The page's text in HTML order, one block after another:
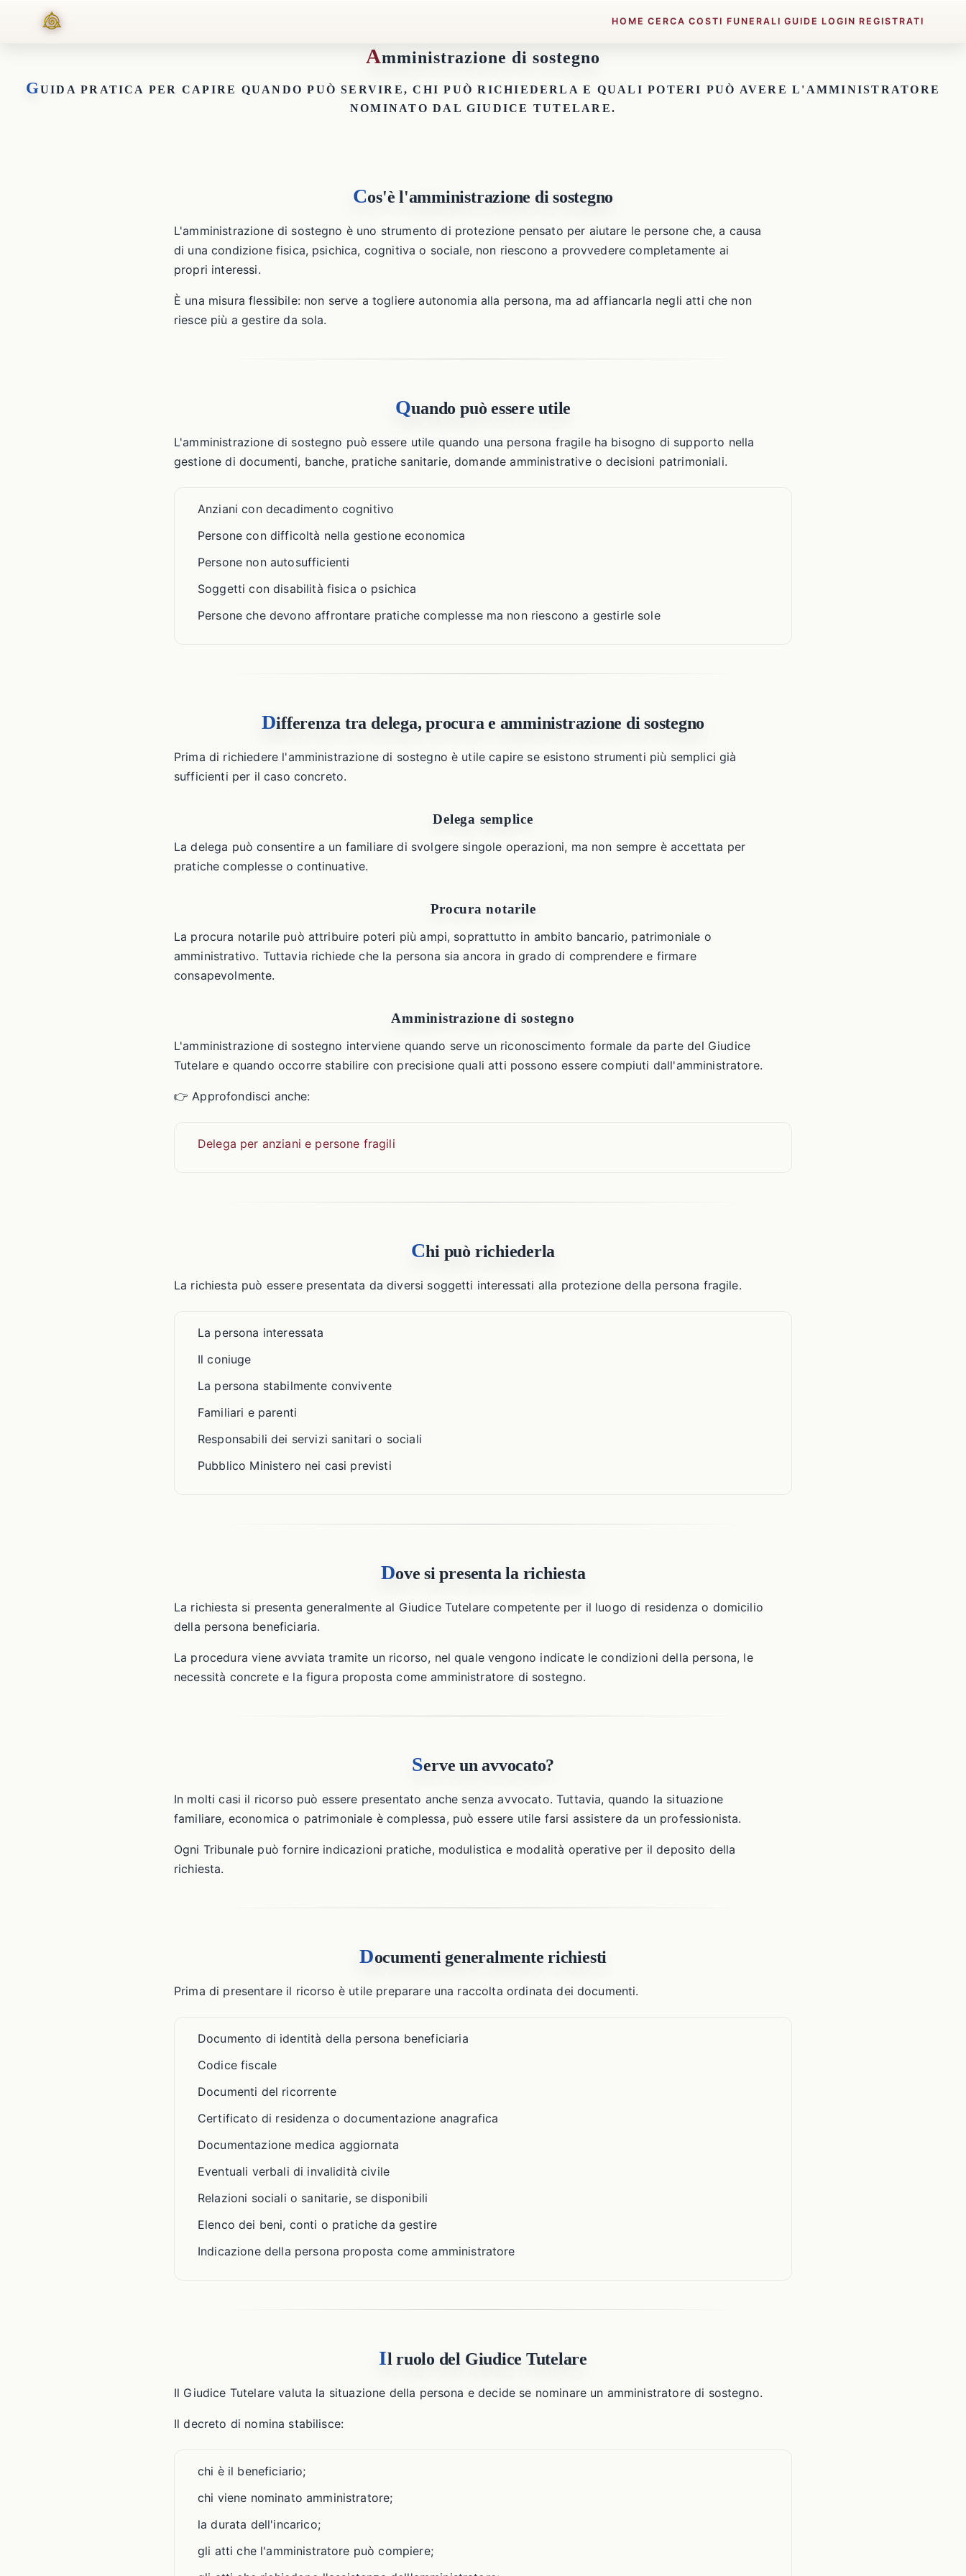
HOME CERCA COSTI FUNERALI GUIDE LOGIN REGISTRATI
Amministrazione di sostegno
GUIDA PRATICA PER CAPIRE QUANDO PUÒ SERVIRE, CHI PUÒ RICHIEDERLA E QUALI POTERI PUÒ AVERE L'AMMINISTRATORE
NOMINATO DAL GIUDICE TUTELARE.
Cos'è l'amministrazione di sostegno
L'amministrazione di sostegno è uno strumento di protezione pensato per aiutare le persone che, a causa
di una condizione fisica, psichica, cognitiva o sociale, non riescono a provvedere completamente ai
propri interessi.
È una misura flessibile: non serve a togliere autonomia alla persona, ma ad affiancarla negli atti che non
riesce più a gestire da sola.
Quando può essere utile
L'amministrazione di sostegno può essere utile quando una persona fragile ha bisogno di supporto nella
gestione di documenti, banche, pratiche sanitarie, domande amministrative o decisioni patrimoniali.
Anziani con decadimento cognitivo
Persone con difficoltà nella gestione economica
Persone non autosufficienti
Soggetti con disabilità fisica o psichica
Persone che devono affrontare pratiche complesse ma non riescono a gestirle sole
Differenza tra delega, procura e amministrazione di sostegno
Prima di richiedere l'amministrazione di sostegno è utile capire se esistono strumenti più semplici già
sufficienti per il caso concreto.
Delega semplice
La delega può consentire a un familiare di svolgere singole operazioni, ma non sempre è accettata per
pratiche complesse o continuative.
Procura notarile
La procura notarile può attribuire poteri più ampi, soprattutto in ambito bancario, patrimoniale o
amministrativo. Tuttavia richiede che la persona sia ancora in grado di comprendere e firmare
consapevolmente.
Amministrazione di sostegno
L'amministrazione di sostegno interviene quando serve un riconoscimento formale da parte del Giudice
Tutelare e quando occorre stabilire con precisione quali atti possono essere compiuti dall'amministratore.
👉 Approfondisci anche:
Delega per anziani e persone fragili
Chi può richiederla
La richiesta può essere presentata da diversi soggetti interessati alla protezione della persona fragile.
La persona interessata
Il coniuge
La persona stabilmente convivente
Familiari e parenti
Responsabili dei servizi sanitari o sociali
Pubblico Ministero nei casi previsti
Dove si presenta la richiesta
La richiesta si presenta generalmente al Giudice Tutelare competente per il luogo di residenza o domicilio
della persona beneficiaria.
La procedura viene avviata tramite un ricorso, nel quale vengono indicate le condizioni della persona, le
necessità concrete e la figura proposta come amministratore di sostegno.
Serve un avvocato?
In molti casi il ricorso può essere presentato anche senza avvocato. Tuttavia, quando la situazione
familiare, economica o patrimoniale è complessa, può essere utile farsi assistere da un professionista.
Ogni Tribunale può fornire indicazioni pratiche, modulistica e modalità operative per il deposito della
richiesta.
Documenti generalmente richiesti
Prima di presentare il ricorso è utile preparare una raccolta ordinata dei documenti.
Documento di identità della persona beneficiaria
Codice fiscale
Documenti del ricorrente
Certificato di residenza o documentazione anagrafica
Documentazione medica aggiornata
Eventuali verbali di invalidità civile
Relazioni sociali o sanitarie, se disponibili
Elenco dei beni, conti o pratiche da gestire
Indicazione della persona proposta come amministratore
Il ruolo del Giudice Tutelare
Il Giudice Tutelare valuta la situazione della persona e decide se nominare un amministratore di sostegno.
Il decreto di nomina stabilisce:
chi è il beneficiario;
chi viene nominato amministratore;
la durata dell'incarico;
gli atti che l'amministratore può compiere;